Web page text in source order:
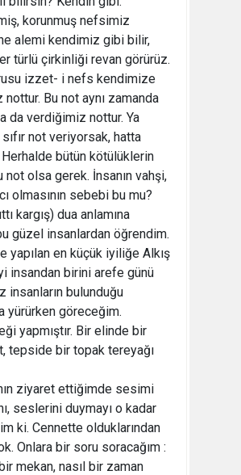
korunmuş nefsimiz
alemi kendimiz gibi bilir,
türlü çirkinliği revan görürüz.
izzet- i nefs kendimize
Bu not aynı zamanda
da verdiğimiz nottur. Ya
not veriyorsak, hatta
Herhalde bütün kötülüklerin
not olsa gerek. İnsanın vahşi,
olmasının sebebi bu mu?
kargış) dua anlamına
güzel insanlardan öğrendim.
yapılan en küçük iyiliğe Alkış
insandan birini arefe günü
insanların bulunduğu
yürürken göreceğim.
yapmıştır. Bir elinde bir
tepside bir topak tereyağı
ziyaret ettiğimde sesimi
seslerini duymayı o kadar
ki. Cennette olduklarından
Onlara bir soru soracağım :
mekan, nasıl bir zaman